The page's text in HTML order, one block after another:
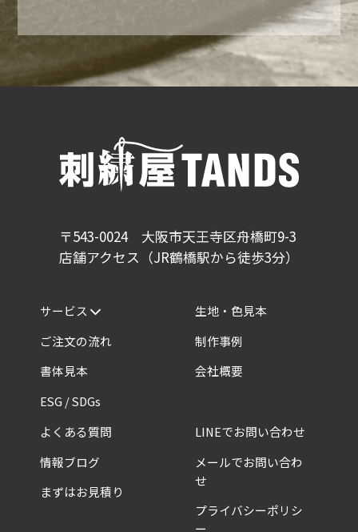
〒543-0024 大阪市天王寺区舟橋町9-3
店舗アクセス（JR鶴橋駅から徒歩3分）
サービス
ご注文の流れ
書体見本
ESG / SDGs
生地・色見本
制作事例
会社概要
よくある質問
情報ブログ
まずはお見積り
LINEでお問い合わせ
メールでお問い合わ
せ
プライバシーポリシ